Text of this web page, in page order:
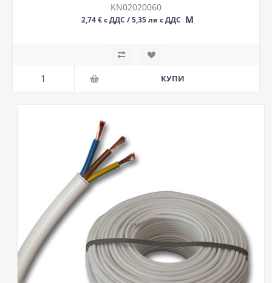
KN02020060
2,74 € с ДДС / 5,35 лв с ДДС М